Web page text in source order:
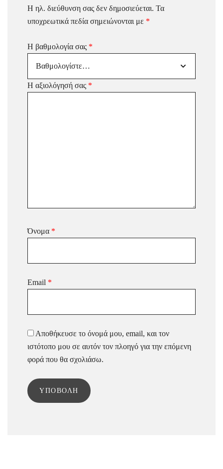
Η ηλ. διεύθυνση σας δεν δημοσιεύεται. Τα
υποχρεωτικά πεδία σημειώνονται με *
Η βαθμολογία σας *
Η αξιολόγησή σας *
Όνομα *
Email *
Αποθήκευσε το όνομά μου, email, και τον
ιστότοπο μου σε αυτόν τον πλοηγό για την επόμενη
φορά που θα σχολιάσω.